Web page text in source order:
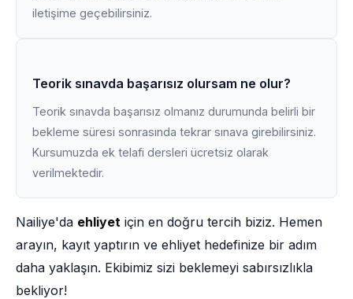
iletişime geçebilirsiniz.
Teorik sınavda başarısız olursam ne olur?
Teorik sınavda başarısız olmanız durumunda belirli bir
bekleme süresi sonrasında tekrar sınava girebilirsiniz.
Kursumuzda ek telafi dersleri ücretsiz olarak
verilmektedir.
Nailiye'da ehliyet için en doğru tercih biziz. Hemen
arayın, kayıt yaptırın ve ehliyet hedefinize bir adım
daha yaklaşın. Ekibimiz sizi beklemeyi sabırsızlıkla
bekliyor!